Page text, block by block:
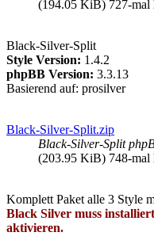
(194.05 KiB) 727-mal
Black-Silver-Split
Style Version: 1.4.2
phpBB Version: 3.3.13
Basierend auf: prosilver
Black-Silver-Split.zip
Black-Silver-Split
(203.95 KiB) 748-mal
Komplett Paket alle 3 Style
Black Silver muss
aktivieren.